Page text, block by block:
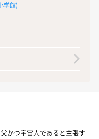
学館)
かつ宇宙人であると主張す